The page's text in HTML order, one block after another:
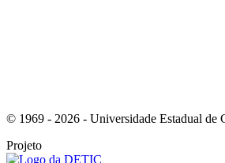
© 1969 - 2026 - Universidade Estadual de
Projeto